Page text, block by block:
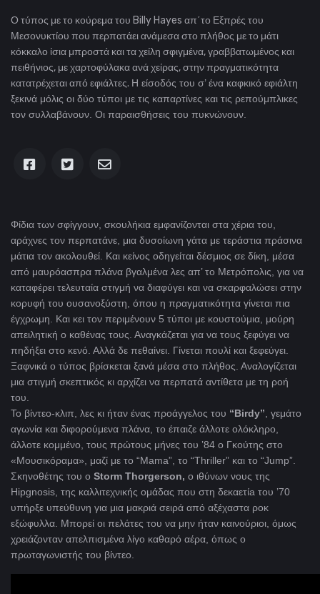
Ο τύπος με το κούρεμα του Billy Hayes απ΄το Εξπρές του
Μεσονυκτίου που περπατάει ανάμεσα στο πλήθος με το μάτι
κόκκαλο ίσια μπροστά και τα χείλη σφιγμένα, γραββατωμένος και
πειθήνιος, με χαρτοφύλακα ανά χείρας, στην πραγματικότητα
κατατρέχεται από εφιάλτες. Η είσοδός του σ’ ένα καφκικό εφιάλτη
ξεκινά μόλις οι δύο τύποι με τις καπαρτίνες και τις ρεπούμπλικες
τον συλλαβάνουν. Οι παραισθήσεις του πυκνώνουν.
Φίδια των σφίγγουν, σκουλήκια εμφανίζονται στα χέρια του,
αράχνες τον περπατάνε, μια δυσοίωνη γάτα με τεράστια πράσινα
μάτια τον ακολουθεί. Και κείνος οδηγείται δέσμιος σε δίκη, μέσα
από μαυρόασπρα πλάνα βγαλμένα λες απ’ το Μετρόπολις, για να
καταφέρει τελευταία στιγμή να διαφύγει και να σκαρφαλώσει στην
κορυφή του ουσανοξύστη, όπου η πραγματικότητα γίνεται πια
έγχρωμη. Και κει τον περιμένουν 5 τύποι με κουστούμια, μούρη
απειλητική ο καθένας τους. Αναγκάζεται για να τους ξεφύγει να
πηδήξει στο κενό. Αλλά δε πεθαίνει. Γίνεται πουλί και ξεφεύγει.
Ξαφνικά ο τύπος βρίσκεται ξανά μέσα στο πλήθος. Αναλογίζεται
μια στιγμή σκεπτικός κι αρχίζει να περπατά αντίθετα με τη ροή
του.
Το βίντεο-κλιπ, λες κι ήταν ένας προάγγελος του “Birdy”, γεμάτο
αγωνία και διφορούμενα πλάνα, το έπαιζε άλλοτε ολόκληρο,
άλλοτε κομμένο, τους πρώτους μήνες του ’84 ο Γκούτης στο
«Μουσικόραμα», μαζί με το “Mama”, το “Thriller” και το “Jump”.
Σκηνοθέτης του ο Storm Thorgerson, ο ιθύνων νους της
Hipgnosis, της καλλιτεχνικής ομάδας που στη δεκαετίa του ’70
υπήρξε υπεύθυνη για μια μακριά σειρά από αξέχαστα ροκ
εξώφυλλα. Μπορεί οι πελάτες του να μην ήταν καινούριοι, όμως
χρειάζονταν απελπισμένα λίγο καθαρό αέρα, όπως ο
πρωταγωνιστής του βίντεο.